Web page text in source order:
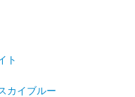
ト
カイブルー